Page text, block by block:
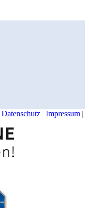
Datenschutz | Impressum |